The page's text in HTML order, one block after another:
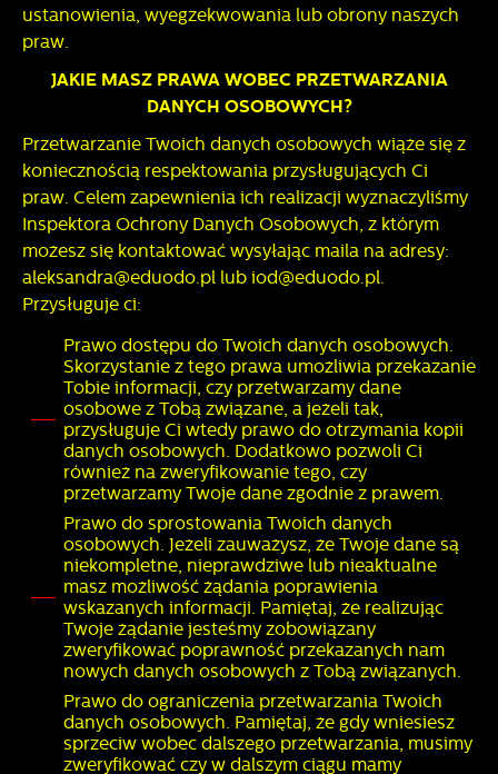
ustanowienia, wyegzekwowania lub obrony naszych
praw.
JAKIE MASZ PRAWA WOBEC PRZETWARZANIA
DANYCH OSOBOWYCH?
Przetwarzanie Twoich danych osobowych wiąże się z
koniecznością respektowania przysługujących Ci
praw. Celem zapewnienia ich realizacji wyznaczyliśmy
Inspektora Ochrony Danych Osobowych, z którym
możesz się kontaktować wysyłając maila na adresy:
aleksandra@eduodo.pl lub iod@eduodo.pl.
Przysługuje ci:
Prawo dostępu do Twoich danych osobowych.
Skorzystanie z tego prawa umożliwia przekazanie
Tobie informacji, czy przetwarzamy dane
osobowe z Tobą związane, a jeżeli tak,
przysługuje Ci wtedy prawo do otrzymania kopii
danych osobowych. Dodatkowo pozwoli Ci
również na zweryfikowanie tego, czy
przetwarzamy Twoje dane zgodnie z prawem.
Prawo do sprostowania Twoich danych
osobowych. Jeżeli zauważysz, że Twoje dane są
niekompletne, nieprawdziwe lub nieaktualne
masz możliwość żądania poprawienia
wskazanych informacji. Pamiętaj, że realizując
Twoje żądanie jesteśmy zobowiązany
zweryfikować poprawność przekazanych nam
nowych danych osobowych z Tobą związanych.
Prawo do ograniczenia przetwarzania Twoich
danych osobowych. Pamiętaj, że gdy wniesiesz
sprzeciw wobec dalszego przetwarzania, musimy
zweryfikować czy w dalszym ciągu mamy